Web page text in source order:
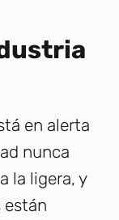
en alerta
nunca
la ligera, y